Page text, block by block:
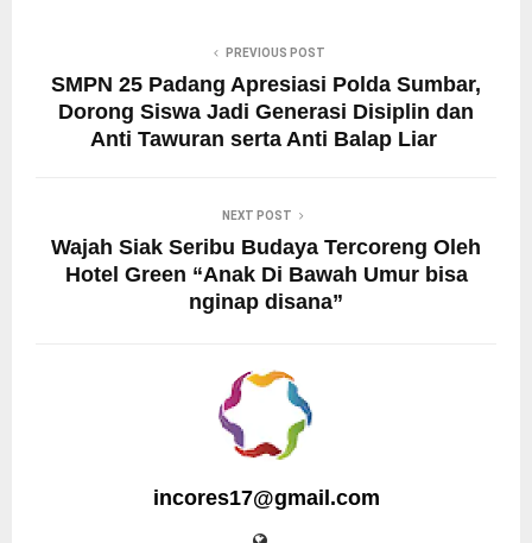
PREVIOUS POST
SMPN 25 Padang Apresiasi Polda Sumbar,
Dorong Siswa Jadi Generasi Disiplin dan
Anti Tawuran serta Anti Balap Liar
NEXT POST
Wajah Siak Seribu Budaya Tercoreng Oleh
Hotel Green “Anak Di Bawah Umur bisa
nginap disana”
incores17@gmail.com